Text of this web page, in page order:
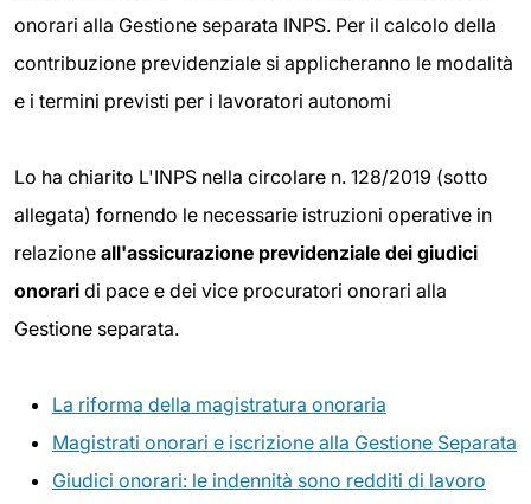
onorari alla Gestione separata INPS. Per il calcolo della
contribuzione previdenziale si applicheranno le modalità
e i termini previsti per i lavoratori autonomi
Lo ha chiarito L'INPS nella circolare n. 128/2019 (sotto
allegata) fornendo le necessarie istruzioni operative in
relazione all'assicurazione previdenziale dei giudici
onorari di pace e dei vice procuratori onorari alla
Gestione separata.
La riforma della magistratura onoraria
Magistrati onorari e iscrizione alla Gestione Separata
Giudici onorari: le indennità sono redditi di lavoro